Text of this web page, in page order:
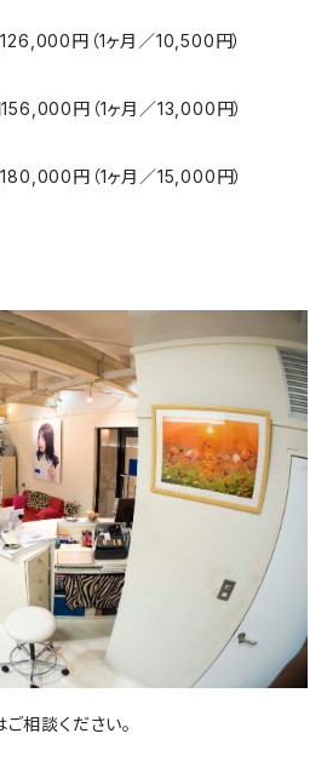
円（1ヶ月／10,500円）
円（1ヶ月／13,000円）
円（1ヶ月／15,000円）
相談ください。